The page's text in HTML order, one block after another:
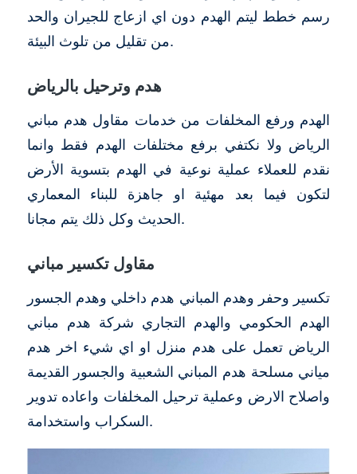
رسم خطط ليتم الهدم دون اي ازعاج للجيران والحد
من تقليل من تلوث البيئة.
هدم وترحيل بالرياض
الهدم ورفع المخلفات من خدمات مقاول هدم مباني
الرياض ولا نكتفي برفع مختلفات الهدم فقط وانما
نقدم للعملاء عملية نوعية في الهدم بتسوية الأرض
لتكون فيما بعد مهئية او جاهزة للبناء المعماري
الحديث وكل ذلك يتم مجانا.
مقاول تكسير مباني
تكسير وحفر وهدم المباني هدم داخلي وهدم الجسور
الهدم الحكومي والهدم التجاري شركة هدم مباني
الرياض تعمل على هدم منزل او اي شيء اخر هدم
مياني مسلحة هدم المباني الشعبية والجسور القديمة
واصلاح الارض وعملية ترحيل المخلفات واعاده تدوير
السكراب واستخدامة.